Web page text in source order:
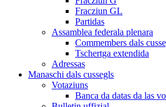
Fracziun GL
Partidas
Assamblea federala plenara
Commembers dals
Tschertga extendida
Adressas
Manaschi dals cussegls
Votaziuns
Banca da datas da las